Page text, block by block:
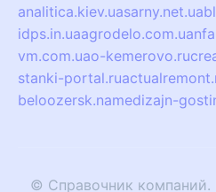
analitica.kiev.uasarny.net.ua
idps.in.uaagrodelo.com.ua
vm.com.uao-kemerovo.ru
stanki-portal.ru
beloozersk.namedizajn-
© Справочник